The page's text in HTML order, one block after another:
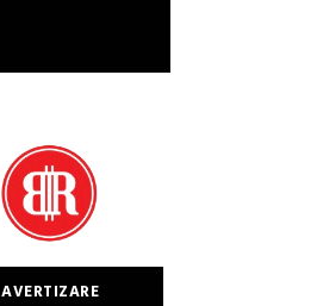
AVERTIZARE